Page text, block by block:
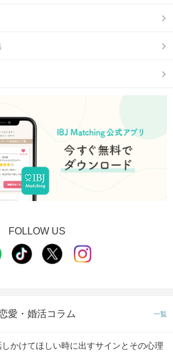
らない！
機能も搭載！
ム
ちが伝わる♪
FOLLOW US
愛・婚活コラム 一覧
かけてほしい時に出すサインとその心理